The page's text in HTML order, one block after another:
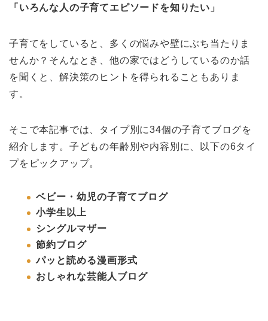
「いろんな人の子育てエピソードを知りたい」
子育てをしていると、多くの悩みや壁にぶち当たりま
せんか？そんなとき、他の家ではどうしているのか話
を聞くと、解決策のヒントを得られることもありま
す。
そこで本記事では、タイプ別に34個の子育てブログを
紹介します。子どもの年齢別や内容別に、以下の6タイ
プをピックアップ。
ベビー・幼児の子育てブログ
小学生以上
シングルマザー
節約ブログ
パッと読める漫画形式
おしゃれな芸能人ブログ